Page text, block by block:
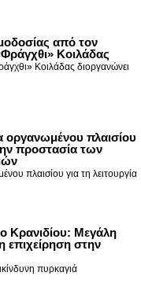
από τον
Κοιλάδας
Κοιλάδας διοργανώνει
οργανωμένου πλαισίου
προστασία των
πλαισίου για τη λειτουργία
Κρανιδίου: Μεγάλη
επιχείρηση στην
πυρκαγιά